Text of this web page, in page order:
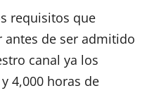
requisitos que
de ser admitido
canal ya los
4,000 horas de